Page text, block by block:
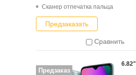
Cканер отпечатка пальца
Предзаказать
Сравнить
6.82"
Предзаказ